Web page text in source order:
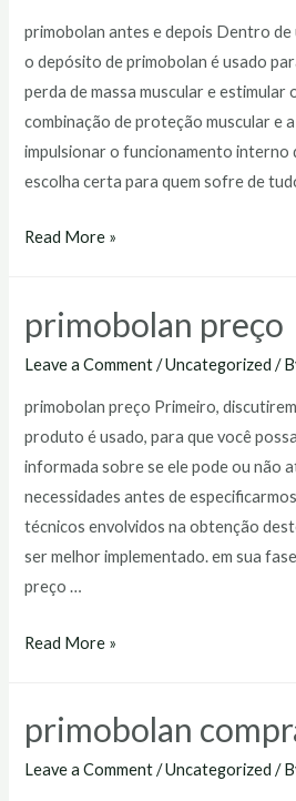
primobolan antes e depois Dentro de
o depósito de primobolan é usado
perda de massa muscular e estimular
combinação de proteção muscular e
impulsionar o funcionamento interno
escolha certa para quem sofre de
primobolan
depois
Read More »
primobolan preço
Leave a Comment /Uncategorized /
primobolan preço Primeiro,
produto é usado, para que você
informada sobre se ele pode ou não
necessidades antes de
técnicos envolvidos na obtenção
ser melhor implementado. em sua
preço …
primobolan
Read More »
primobolan
Leave a Comment /Uncategorized /